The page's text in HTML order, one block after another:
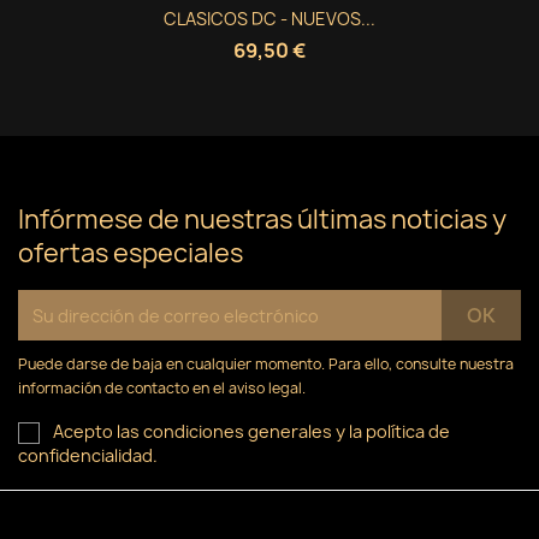
CLASICOS DC - NUEVOS...
69,50 €
Infórmese de nuestras últimas noticias y
ofertas especiales
Puede darse de baja en cualquier momento. Para ello, consulte nuestra
información de contacto en el aviso legal.
Acepto las condiciones generales y la política de
confidencialidad.